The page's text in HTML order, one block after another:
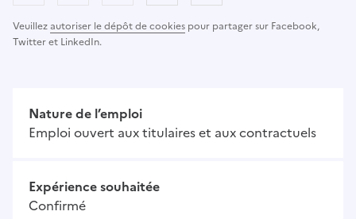
Veuillezautoriser le dépôt de cookies pour partager sur Facebook,
Twitter et LinkedIn.
Nature de l’emploi
Emploi ouvert aux titulaires et aux contractuels
Expérience souhaitée
Confirmé